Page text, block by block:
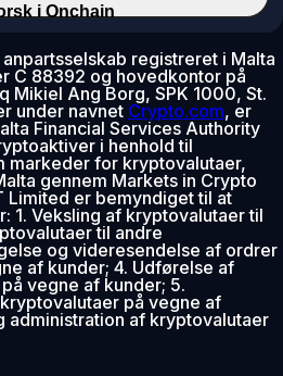
i Onchain
registreret i Malta
C 88392 og hovedkontor på
Mikiel Ang Borg, SPK 1000, St.
under navnet Crypto.com, er
Financial Services Authority
i henhold til
markeder for kryptovalutaer,
gennem Markets in Crypto
Limited er bemyndiget til at
1. Veksling af kryptovalutaer til
til andre
og videresendelse af ordrer
af kunder; 4. Udførelse af
vegne af kunder; 5.
på vegne af
administration af kryptovalutaer